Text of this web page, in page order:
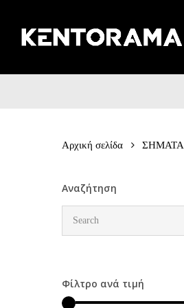
main
Αρχική σελίδα ΣΗΜΑΤΑ
Αναζήτηση
Φίλτρο ανά τιμή